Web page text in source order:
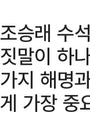
조승래 수
짓말이 하
가지 해명
게 가장 중